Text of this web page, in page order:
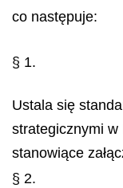
co następuje:
§ 1.
Ustala się
strategicznymi w
stanowiące
§ 2.